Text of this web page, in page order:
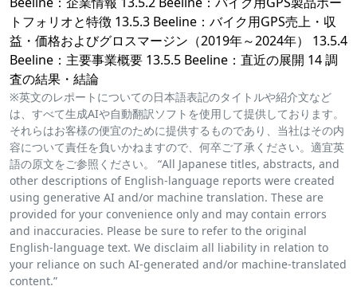
トフォリオと特徴 13.5.3 Beeline：バイク用GPS売上・収
益・価格およびグロスマージン（2019年～2024年） 13.5.4
Beeline：主要事業概要 13.5.5 Beeline：直近の展開 14 調
査の結果・結論
※英文のレポートについての日本語表記のタイトルや紹介文など
は、すべて生成AIや自動翻訳ソフトを使用して提供しております。
それらはお客様の便宜のために提供するものであり、当社はその内
容について責任を負いかねますので、何卒ご了承ください。適宜英
語の原文をご参照ください。 “All Japanese titles, abstracts, and
other descriptions of English-language reports were created
using generative AI and/or machine translation. These are
provided for your convenience only and may contain errors
and inaccuracies. Please be sure to refer to the original
English-language text. We disclaim all liability in relation to
your reliance on such AI-generated and/or machine-translated
content.”